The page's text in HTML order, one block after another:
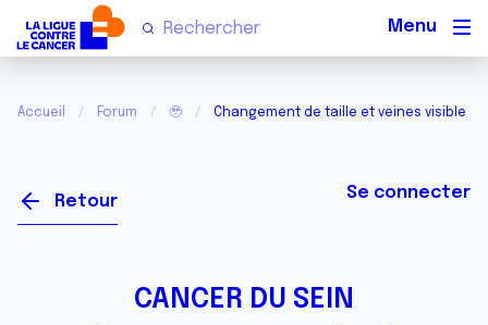
Accueil Forum 🥹 Changement de taille et veines visible
Retour Se connecter
CANCER DU SEIN